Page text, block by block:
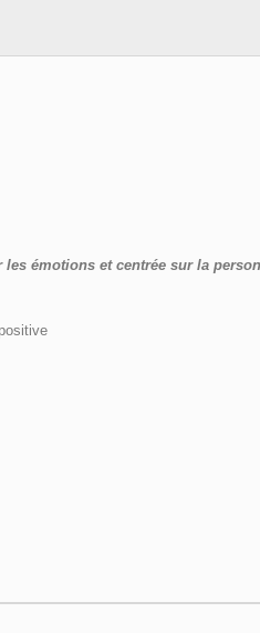
émotions et centrée sur la